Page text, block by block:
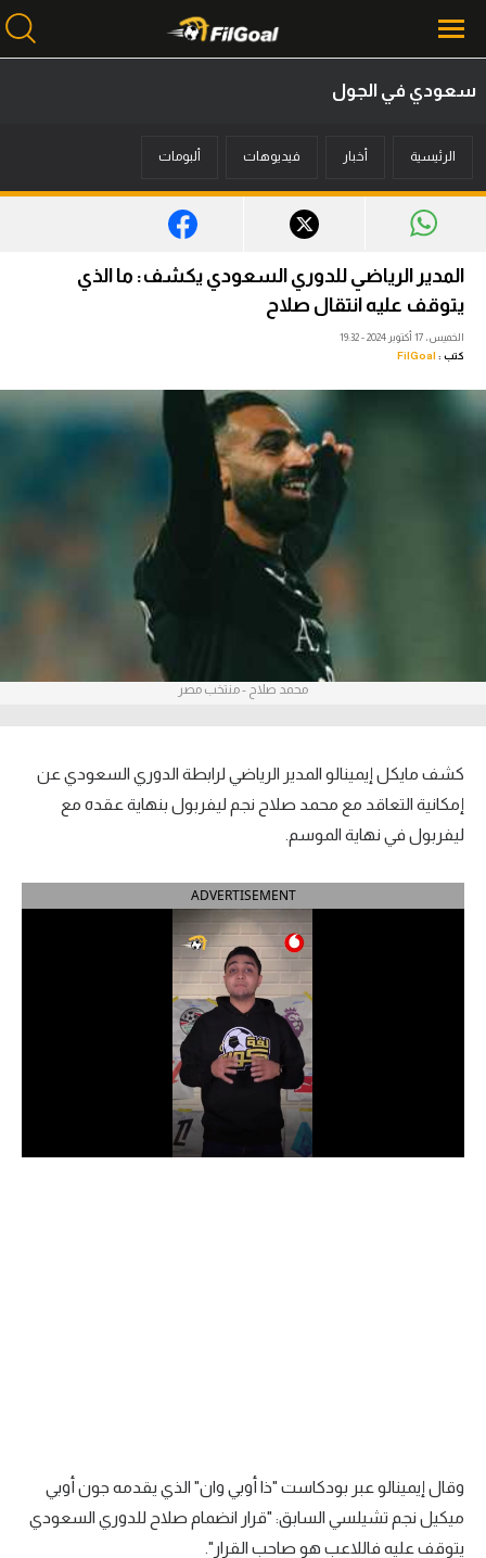
أخبار
ميركاتو
فانتازي في الجول
مسابقة التوقعات
الدوري الإنجليزي الممتاز
الدوري الإسباني
الدوري السعودي للمحترفين
دوري أبطال إفريقيا
سعودي في الجول
الدوري الإنجليزي
سعودي في الجول
الرئيسية أخبار فيديوهات ألبومات
المدير الرياضي للدوري السعودي يكشف: ما الذي
يتوقف عليه انتقال صلاح
الخميس، 17 أكتوبر 2024 - 19:32
كتب : FilGoal
محمد صلاح - منتخب مصر
كشف مايكل إيمينالو المدير الرياضي لرابطة الدوري السعودي عن
إمكانية التعاقد مع محمد صلاح نجم ليفربول بنهاية عقده مع
ليفربول في نهاية الموسم.
ADVERTISEMENT
وقال إيمينالو عبر بودكاست "ذا أوبي وان" الذي يقدمه جون أوبي
ميكيل نجم تشيلسي السابق: "قرار انضمام صلاح للدوري السعودي
يتوقف عليه فاللاعب هو صاحب القرار".